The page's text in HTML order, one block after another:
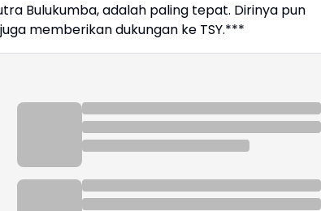
Bulukumba, adalah paling tepat. Dirinya pun
memberikan dukungan ke TSY.***